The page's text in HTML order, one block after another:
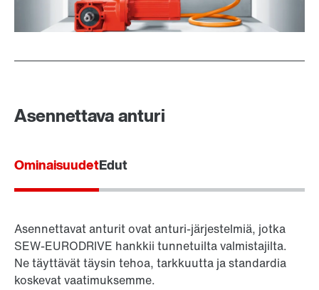
Asennettava anturi
OminaisuudetEdut
Asennettavat anturit ovat anturi-järjestelmiä, jotka
SEW-EURODRIVE hankkii tunnetuilta valmistajilta.
Ne täyttävät täysin tehoa, tarkkuutta ja standardia
koskevat vaatimuksemme.